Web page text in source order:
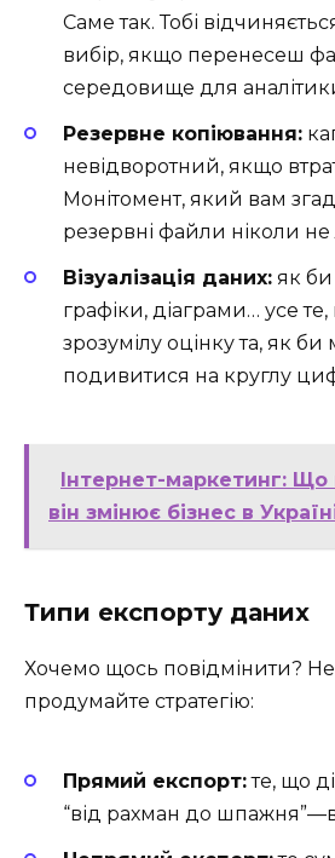
Саме так. Тобі
вибір, якщо перенесеш
середовище для
Резервне копіювання:
невідворотний, якщо
Монітомент, який вам
резервні файли ніколи не
Візуалізація даних: як
графіки, діаграми… усе
зрозумілу оцінку та, як
подивитися на круглу
Інтернет-маркетинг: Що
він змінює бізнес в
Типи експорту даних
Хочемо щось повідмінити? Не
продумайте стратегію:
Прямий експорт:те, що
“від рахман до